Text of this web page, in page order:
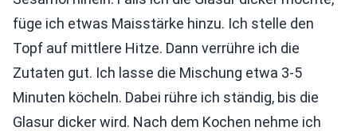
füge ich etwas Maisstärke hinzu. Ich stelle den
Topf auf mittlere Hitze. Dann verrühre ich die
Zutaten gut. Ich lasse die Mischung etwa 3-5
Minuten köcheln. Dabei rühre ich ständig, bis die
Glasur dicker wird. Nach dem Kochen nehme ich